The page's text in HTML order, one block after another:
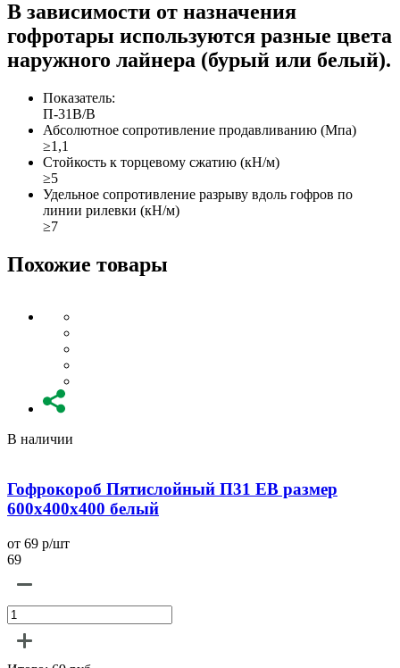
В зависимости от назначения
гофротары используются разные цвета
наружного лайнера (бурый или белый).
Показатель:
П-31В/B
Абсолютное сопротивление продавливанию (Мпа)
≥1,1
Стойкость к торцевому сжатию (кН/м)
≥5
Удельное сопротивление разрыву вдоль гофров по
линии рилевки (кН/м)
≥7
Похожие товары
В наличии
Гофрокороб Пятислойный П31 EB размер
600x400x400 белый
от 69 р/шт
69